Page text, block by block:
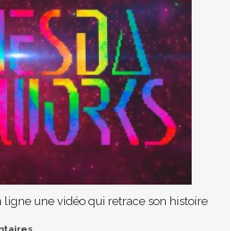
ligne une vidéo qui retrace son histoire